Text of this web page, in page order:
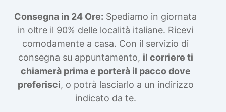
Consegna in 24 Ore: Spediamo in giornata
in oltre il 90% delle località italiane. Ricevi
comodamente a casa. Con il servizio di
consegna su appuntamento, il corriere ti
chiamerà prima e porterà il pacco dove
preferisci, o potrà lasciarlo a un indirizzo
indicato da te.